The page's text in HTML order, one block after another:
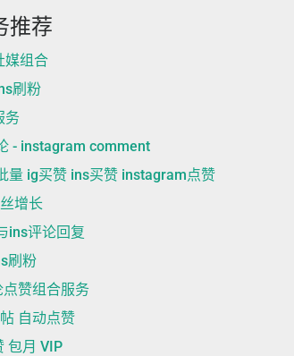
推荐
媒组合
刷粉
务
- instagram comment
量 ig买赞 ins买赞 instagram点赞
增长
ins评论回复
刷粉
点赞组合服务
自动点赞
包月 VIP